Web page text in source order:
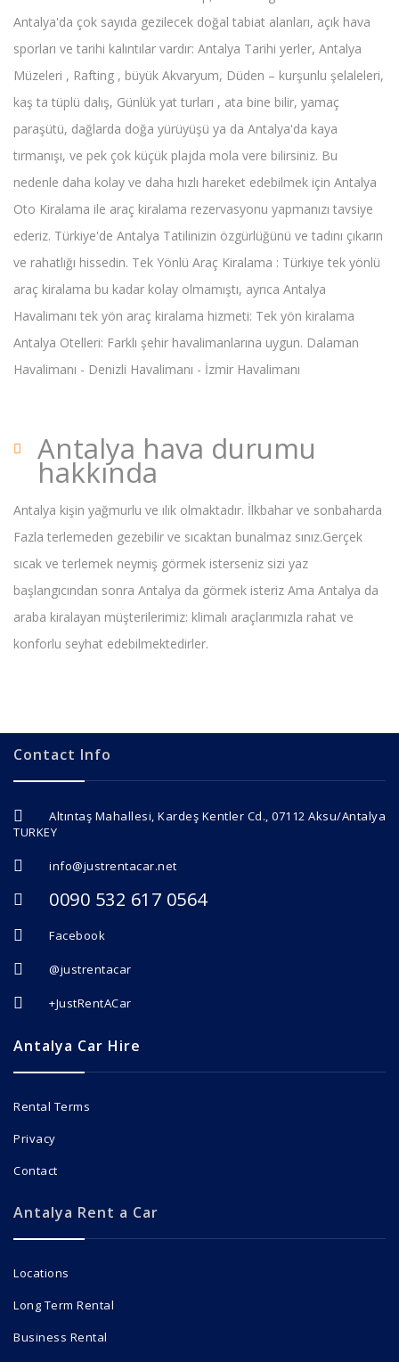
Antalya'da çok sayıda gezilecek doğal tabiat alanları, açık hava
sporları ve tarihi kalıntılar vardır: Antalya Tarihi yerler, Antalya
Müzeleri , Rafting , büyük Akvaryum, Düden – kurşunlu şelaleleri,
kaş ta tüplü dalış, Günlük yat turları , ata bine bilir, yamaç
paraşütü, dağlarda doğa yürüyüşü ya da Antalya'da kaya
tırmanışı, ve pek çok küçük plajda mola vere bilirsiniz. Bu
nedenle daha kolay ve daha hızlı hareket edebilmek için Antalya
Oto Kiralama ile araç kiralama rezervasyonu yapmanızı tavsiye
ederiz. Türkiye'de Antalya Tatilinizin özgürlüğünü ve tadını çıkarın
ve rahatlığı hissedin. Tek Yönlü Araç Kiralama : Türkiye tek yönlü
araç kiralama bu kadar kolay olmamıştı, ayrıca Antalya
Havalimanı tek yön araç kiralama hizmeti: Tek yön kiralama
Antalya Otelleri: Farklı şehir havalimanlarına uygun. Dalaman
Havalimanı - Denizli Havalimanı - İzmir Havalimanı
Antalya hava durumu
hakkında
Antalya kişin yağmurlu ve ılık olmaktadır. İlkbahar ve sonbaharda
Fazla terlemeden gezebilir ve sıcaktan bunalmaz sınız.Gerçek
sıcak ve terlemek neymiş görmek isterseniz sizi yaz
başlangıcından sonra Antalya da görmek isteriz Ama Antalya da
araba kiralayan müşterilerimiz: klimalı araçlarımızla rahat ve
konforlu seyhat edebilmektedirler.
Contact Info
Altıntaş Mahallesi, Kardeş Kentler Cd., 07112 Aksu/Antalya
TURKEY
info@justrentacar.net
0090 532 617 0564
Facebook
@justrentacar
+JustRentACar
Antalya Car Hire
Rental Terms
Privacy
Contact
Antalya Rent a Car
Locations
Long Term Rental
Business Rental